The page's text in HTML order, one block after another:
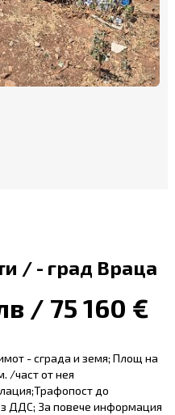
/ - град Враца
/ 75 160 €
- сграда и земя; Площ на
/част от нея
до
ДДС; За повече информация